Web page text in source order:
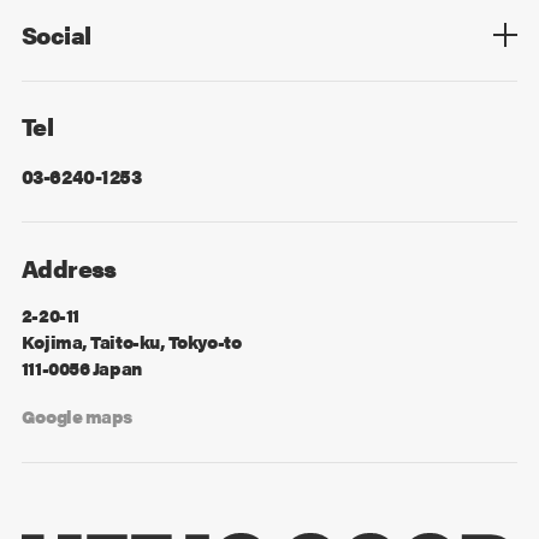
Social
Tel
03-6240-1253
Address
2-20-11
Kojima, Taito-ku, Tokyo-to
111-0056 Japan
Google maps